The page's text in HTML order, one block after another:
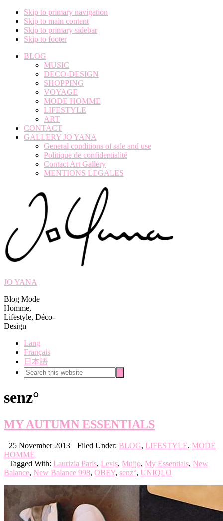
Skip to primary navigation
Skip to main content
Skip to primary sidebar
Skip to footer
BLOG
MUSIC
DECO-DESIGN
SHOPPING
VOYAGE
MODE HOMME
LIFESTYLE
ART
CONTACT
GALLERY JO YANA
General conditions of sale and use
Politique de confidentialité
Contact Art Gallery
MENTIONS LEGALES
JO YANA
Blog Mode
Homme,
Lifestyle, Déco-
Design
Lang
Français
日本語
Search
this
senz°
MY AUTUMN ESSENTIALS
25 November 2013 Filed Under: BLOG, LIFESTYLE, MODE
HOMME
Tagged With: Laurizia Paris, Levis, Mujjo, My Essentials, New
Balance, New Balance 998, OBEY, senz°, UNIQLO